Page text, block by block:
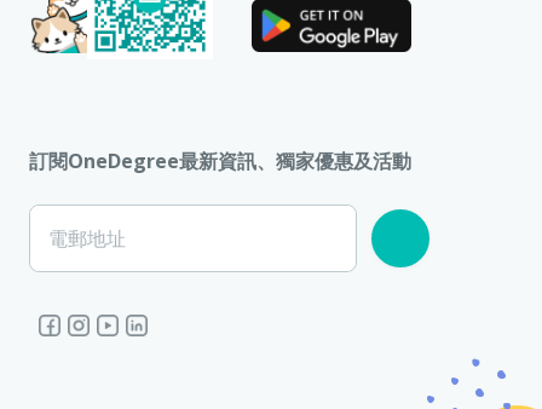
訂閱OneDegree最新資訊、獨家優惠及活動
電郵地址